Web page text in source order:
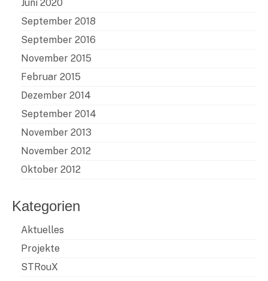
Juni 2020
September 2018
September 2016
November 2015
Februar 2015
Dezember 2014
September 2014
November 2013
November 2012
Oktober 2012
Kategorien
Aktuelles
Projekte
STRouX